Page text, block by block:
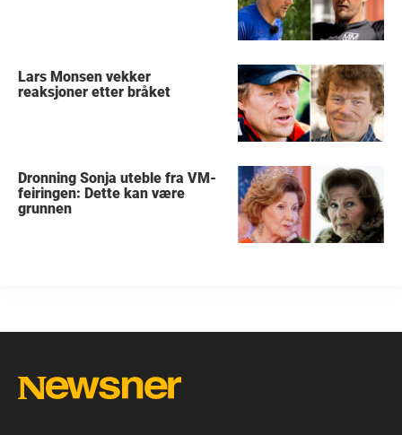
Lars Monsen vekker
reaksjoner etter bråket
Dronning Sonja uteble fra VM-
feiringen: Dette kan være
grunnen